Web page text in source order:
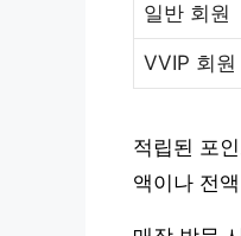
일반 회원
VVIP 회원
적립된 포
액이나 전